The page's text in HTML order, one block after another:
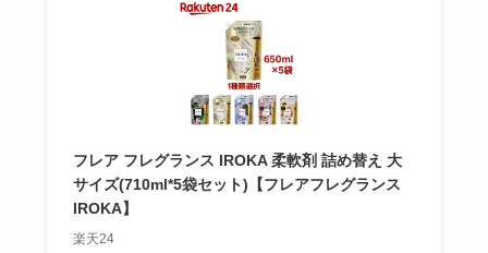
ってる？ホームセンター・ドン
キ・オートバックスを調査！
ットならまだ売ってる？和の実や
ハニーアプリコットどれがいい？
フレア フレグランス IROKA 柔軟剤 詰め替え 大
サイズ(710ml*5袋セット)【フレアフレグランス
IROKA】
楽天24